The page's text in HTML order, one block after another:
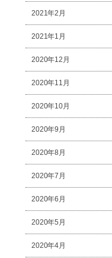
2021年2月
2021年1月
2020年12月
2020年11月
2020年10月
2020年9月
2020年8月
2020年7月
2020年6月
2020年5月
2020年4月